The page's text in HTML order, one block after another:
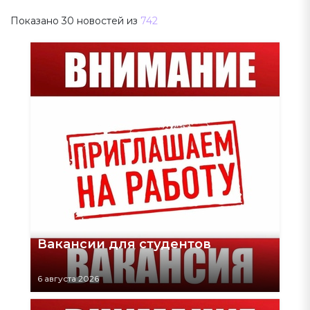
Показано30 новостей из 742
Вакансии для студентов
6 августа 2026